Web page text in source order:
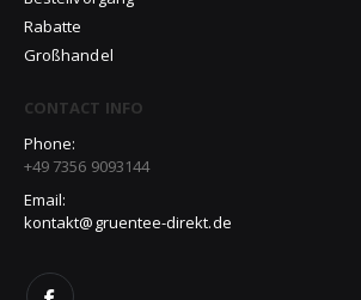
Rabatte
Großhandel
CONTACT INFO
Phone:
+49 7356 9093144
Email:
kontakt@gruentee-direkt.de